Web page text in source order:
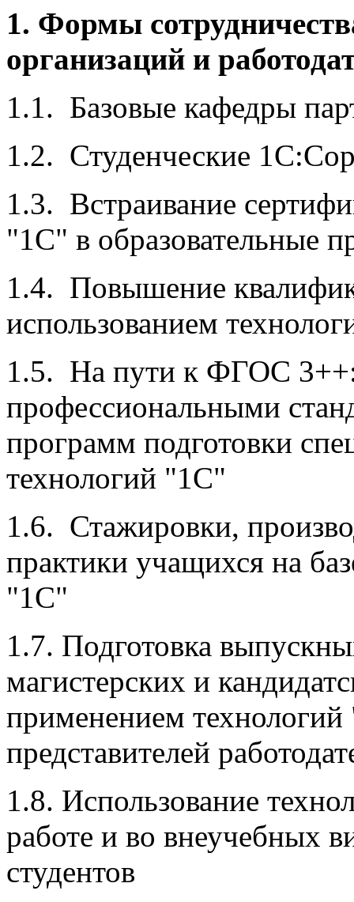
1. Формы
организаций и
1.1. Базовые кафедры
1.2. Студенческие
1.3. Встраивание
"1С" в образовательные
1.4. Повышение
использованием
1.5. На пути к ФГОС 3++:
профессиональными
программ подготовки
технологий "1С"
1.6. Стажировки,
практики учащихся на
"1С"
1.7. Подготовка
магистерских и
применением
представителей
1.8. Использование
работе и во внеучебных
студентов